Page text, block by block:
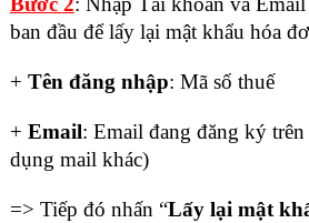
ban đầu để lấy lại mật khẩu hóa
+ Tên đăng nhập: Mã số thuế
+ Email: Email đang đăng ký
dụng mail khác)
=> Tiếp đó nhấn “Lấy lại mật